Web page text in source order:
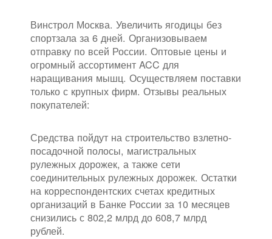
Винстрол Москва. Увеличить ягодицы без
спортзала за 6 дней. Организовываем
отправку по всей России. Оптовые цены и
огромный ассортимент ACC для
наращивания мышц. Осуществляем поставки
только с крупных фирм. Отзывы реальных
покупателей:
Средства пойдут на строительство взлетно-
посадочной полосы, магистральных
рулежных дорожек, а также сети
соединительных рулежных дорожек. Остатки
на корреспондентских счетах кредитных
организаций в Банке России за 10 месяцев
снизились с 802,2 млрд до 608,7 млрд
рублей.